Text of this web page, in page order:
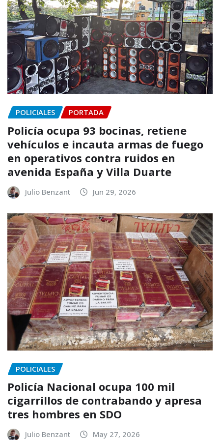
POLICIALES PORTADA
Policía ocupa 93 bocinas, retiene
vehículos e incauta armas de fuego
en operativos contra ruidos en
avenida España y Villa Duarte
Julio Benzant Jun 29, 2026
POLICIALES
Policía Nacional ocupa 100 mil
cigarrillos de contrabando y apresa
tres hombres en SDO
Julio Benzant May 27, 2026